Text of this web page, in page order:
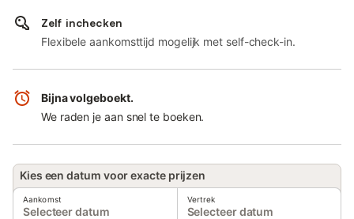
Zelf inchecken
Flexibele aankomsttijd mogelijk met self-check-in.
Bijna volgeboekt.
We raden je aan snel te boeken.
Kies een datum voor exacte prijzen
Aankomst
Selecteer datum
Vertrek
Selecteer datum